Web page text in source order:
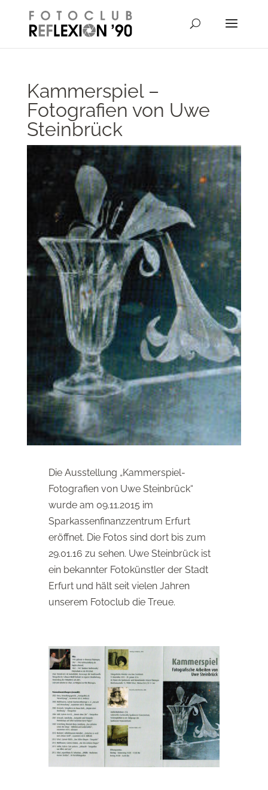
// Disable right-click from images
Kammerspiel –
Fotografien von Uwe
Steinbrück
Die Ausstellung „Kammerspiel-
Fotografien von Uwe Steinbrück“
wurde am 09.11.2015 im
Sparkassenfinanzzentrum Erfurt
eröffnet. Die Fotos sind dort bis zum
29.01.16 zu sehen. Uwe Steinbrück ist
ein bekannter Fotokünstler der Stadt
Erfurt und hält seit vielen Jahren
unserem Fotoclub die Treue.